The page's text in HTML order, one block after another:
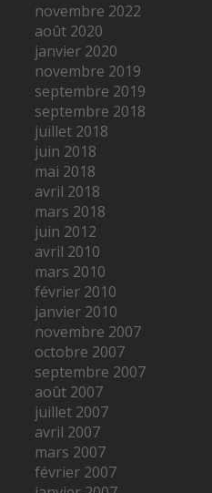
novembre 2022
août 2020
janvier 2020
novembre 2019
septembre 2019
septembre 2018
juillet 2018
juin 2018
mai 2018
avril 2018
mars 2018
juin 2012
avril 2010
mars 2010
février 2010
janvier 2010
novembre 2007
octobre 2007
septembre 2007
août 2007
juillet 2007
avril 2007
mars 2007
février 2007